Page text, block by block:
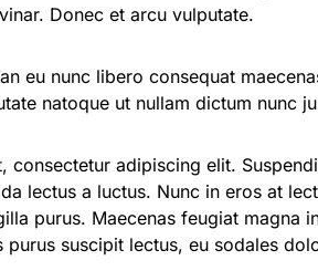
Donec et arcu vulputate.
eu nunc libero consequat
natoque ut nullam dictum nunc
consectetur adipiscing elit.
lectus a luctus. Nunc in eros at
purus. Maecenas feugiat magna
suscipit lectus, eu sodales